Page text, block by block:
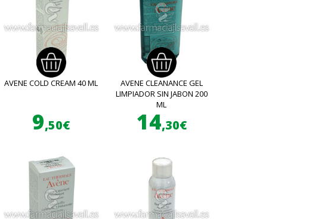
AVENE COLD CREAM 40 ML
9,50€
AVENE CLEANANCE GEL
LIMPIADOR SIN JABON 200
ML
14,30€